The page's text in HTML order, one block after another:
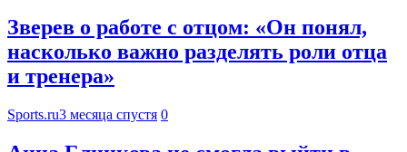
Зверев о работе с отцом: «Он понял,
насколько важно разделять роли отца
и тренера»
Sports.ru3 месяца спустя 0